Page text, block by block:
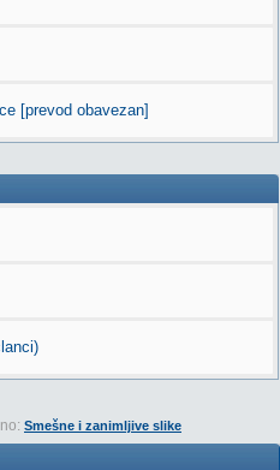
[prevod obavezan]
Smešne i zanimljive slike